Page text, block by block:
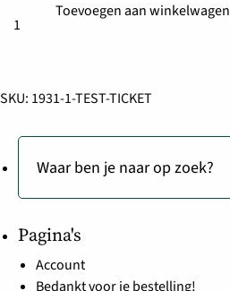
Toevoegen aan winkelwagen
SKU: 1931-1-TEST-TICKET
Pagina's
Account
Bedankt voor je bestelling!